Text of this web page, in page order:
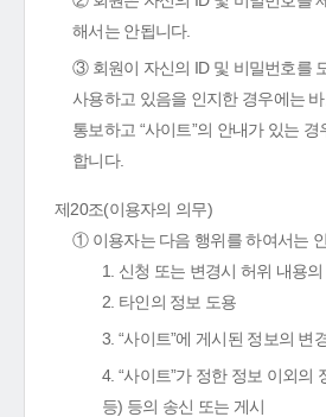
해서는 안됩니다.
③ 회원이 자신의 ID 및 비밀번호를
사용하고 있음을 인지한 경우에는 바
통보하고 “사이트”의 안내가 있는
합니다.
제20조(이용자의 의무)
① 이용자는 다음 행위를 하여서는
1. 신청 또는 변경시 허위 내용
2. 타인의 정보 도용
3. “사이트”에 게시된 정보의 변
4. “사이트”가 정한 정보 이외의
등) 등의 송신 또는 게시